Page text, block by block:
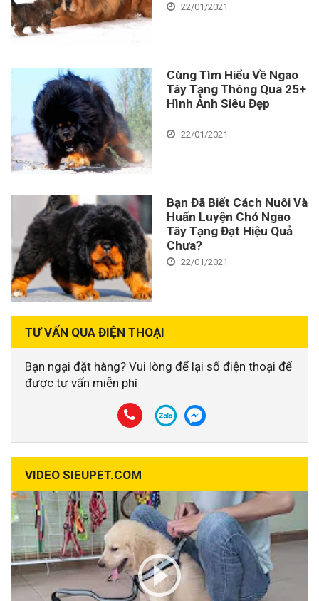
22/01/2021
Cùng Tìm Hiểu Về Ngao
Tây Tạng Thông Qua 25+
Hình Ảnh Siêu Đẹp
22/01/2021
Bạn Đã Biết Cách Nuôi Và
Huấn Luyện Chó Ngao
Tây Tạng Đạt Hiệu Quả
Chưa?
22/01/2021
TƯ VẤN QUA ĐIỆN THOẠI
Bạn ngại đặt hàng? Vui lòng để lại số điện thoại để
được tư vấn miễn phí
VIDEO SIEUPET.COM